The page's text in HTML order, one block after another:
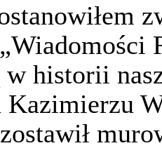
historii